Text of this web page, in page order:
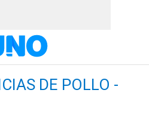
DE POLLO -